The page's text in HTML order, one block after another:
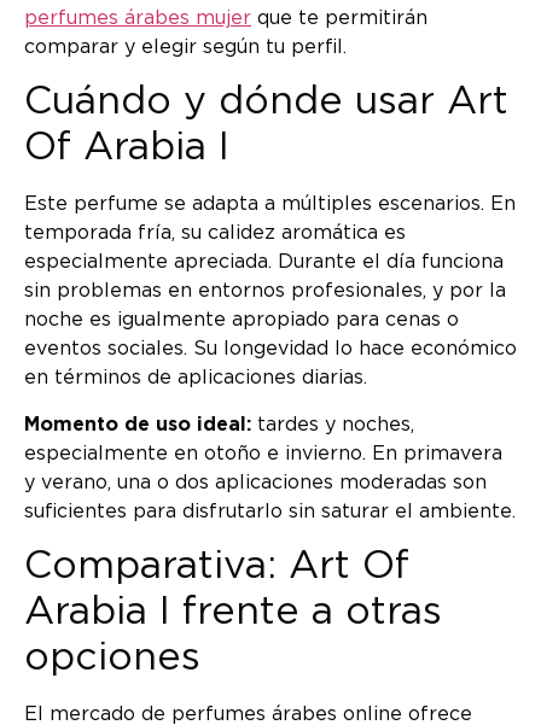
perfumes árabes mujer que te permitirán
comparar y elegir según tu perfil.
Cuándo y dónde usar Art
Of Arabia I
Este perfume se adapta a múltiples escenarios. En
temporada fría, su calidez aromática es
especialmente apreciada. Durante el día funciona
sin problemas en entornos profesionales, y por la
noche es igualmente apropiado para cenas o
eventos sociales. Su longevidad lo hace económico
en términos de aplicaciones diarias.
Momento de uso ideal: tardes y noches,
especialmente en otoño e invierno. En primavera
y verano, una o dos aplicaciones moderadas son
suficientes para disfrutarlo sin saturar el ambiente.
Comparativa: Art Of
Arabia I frente a otras
opciones
El mercado de perfumes árabes online ofrece